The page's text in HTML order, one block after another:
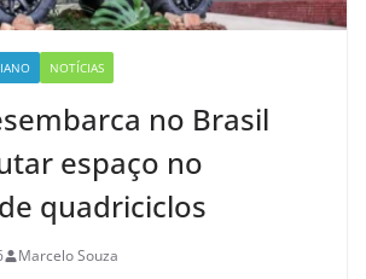
NOTÍCIAS
no Brasil
espaço no
quadriciclos
Marcelo Souza